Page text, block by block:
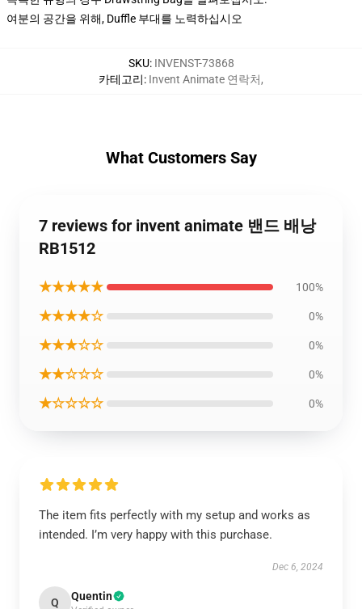
여분의 공간을 위해, Duffle 부대를 노력하십시오
SKU: INVENST-73868
카테고리: Invent Animate 연락처,
What Customers Say
7 reviews for invent animate 밴드 배낭
RB1512
★★★★★ 100%
★★★★☆ 0%
★★★☆☆ 0%
★★☆☆☆ 0%
★☆☆☆☆ 0%
The item fits perfectly with my setup and works as
intended. I’m very happy with this purchase.
Dec 6, 2024
Q Quentin